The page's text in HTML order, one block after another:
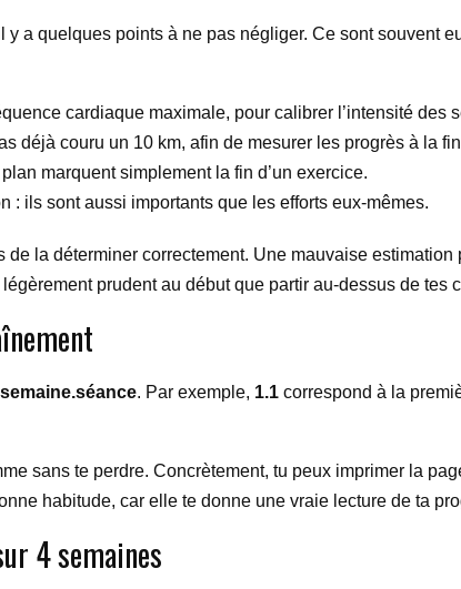
y a quelques points à ne pas négliger. Ce sont souvent
cardiaque maximale, pour calibrer l’intensité des
déjà couru un 10 km, afin de mesurer les progrès à la
marquent simplement la fin d’un exercice.
: ils sont aussi importants que les efforts eux-mêmes.
de la déterminer correctement. Une mauvaise
prudent au début que partir au-dessus de tes
semaine.séance. Par exemple, 1.1 correspond à la
sans te perdre. Concrètement, tu peux imprimer la
habitude, car elle te donne une vraie lecture de ta
4 semaines